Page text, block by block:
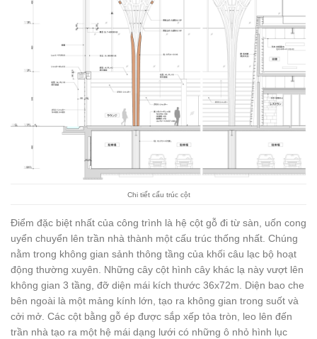
Chi tiết cấu trúc cột
Điểm đặc biệt nhất của công trình là hệ cột gỗ đi từ sàn, uốn cong
uyển chuyển lên trần nhà thành một cấu trúc thống nhất. Chúng
nằm trong không gian sảnh thông tầng của khối câu lạc bộ hoạt
động thường xuyên. Những cây cột hình cây khác lạ này vượt lên
không gian 3 tầng, đỡ diện mái kích thước 36x72m. Diện bao che
bên ngoài là một mảng kính lớn, tạo ra không gian trong suốt và
cởi mở. Các cột bằng gỗ ép được sắp xếp tỏa tròn, leo lên đến
trần nhà tạo ra một hệ mái dạng lưới có những ô nhỏ hình lục